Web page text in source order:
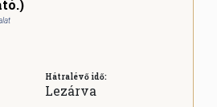
Hátralévő idő:
Lezárva